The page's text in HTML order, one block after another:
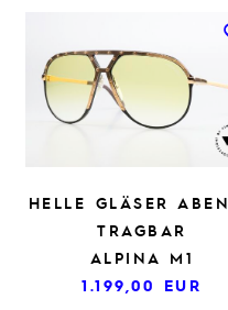
HELLE GLÄSER
TRAGBAR
ALPINA M1
1.199,00 EUR